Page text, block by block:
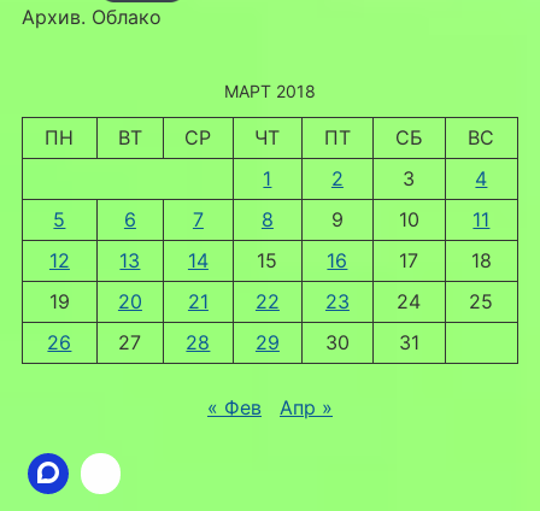
Архив. Облако
МАРТ 2018
ПН ВТ СР ЧТ ПТ СБ
ВС
1
2 3
4
5
6 7 8 9 10
11
12
13 14 15 16 17
18
19
20 21 22 23 24
25
26
27 28 29 30 31
« Фев Апр »